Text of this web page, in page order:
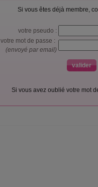
Si vous êtes déjà membre,
votre pseudo :
votre mot de passe :
(envoyé par email)
Si vous avez oublié votre mot